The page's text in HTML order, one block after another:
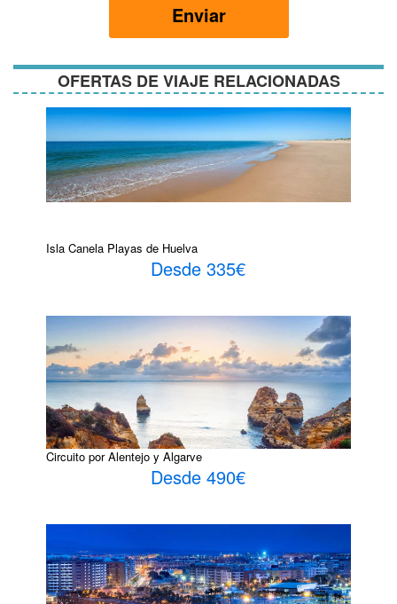
Enviar
OFERTAS DE VIAJE RELACIONADAS
Isla Canela Playas de Huelva
Desde 335€
Circuito por Alentejo y Algarve
Desde 490€